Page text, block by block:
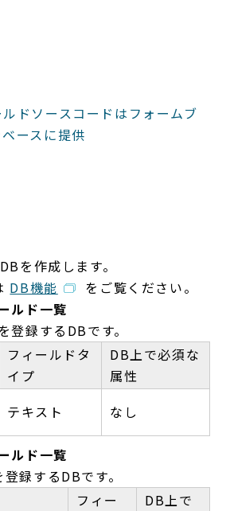
ドソースコードはフォームブ
ースに提供
を作成します。
DB機能
をご覧ください。
ルド一覧
登録するDBです。
フィールドタ
イプ
DB上で必須な
属性
テキスト なし
ルド一覧
録するDBです。
フィー
DB上で